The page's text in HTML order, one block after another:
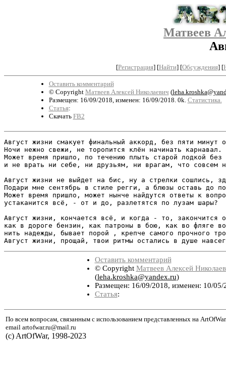
Матвеев
[Регистрация] [Найти] [Обсуждения] [
Оставить комментарий
© Copyright Матвеев Алексей Николаевич (
Размещен: 16/09/2018, изменен: 16/09/2018. 0k. Статистика.
Статья:
Скачать FB2
Август жизни смакует финальный аккорд, без пяти минут
Ночи нежно свежи, не торопится клён начинать карнавал.
Может время пришло, по течению плыть старой лодкой без
и не врать ни себе, ни друзьям, ни врагам, что совсем
Август жизни не выйдет на бис, ну а стрелки сошлись,
Подари мне сентябрь в стиле регги, а блюзы оставь до
Может время пришло, может нынче найдутся ответы к
устаканится всё, - от и до, разлетятся по лузам шары?
Август жизни, кончается всё, и когда - то, закончится
как в дороге бензин, как патроны в бою, как во фляге
нить надежды, бывает порой , крепче самого прочного
Август жизни, прощай, твои ритмы остались в душе
Оставить комментарий
© Copyright Матвеев Алексей
(leha.kroshka@yandex.ru)
Размещен: 16/09/2018, изменен: 10/
Статья:
По всем вопросам, связанным с использованием представленных на
email artofwar.ru@mail.ru
(с) ArtOfWar, 1998-2023